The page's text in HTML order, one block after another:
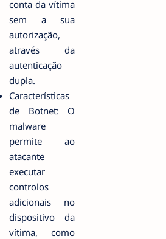
conta da vítima
sem a sua
autorização,
através da
autenticação
dupla.
Características
de Botnet: O
malware
permite ao
atacante
executar
controlos
adicionais no
dispositivo da
vítima, como